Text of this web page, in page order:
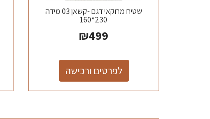
שטיח מרוקאי דגם -קשאן 03 מידה
230*160
₪499
לפרטים ורכישה